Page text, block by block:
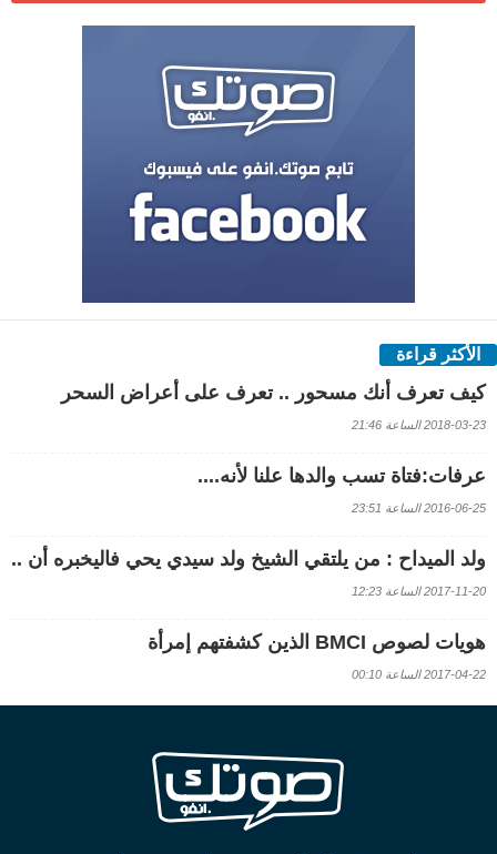
الأكثر قراءة
كيف تعرف أنك مسحور .. تعرف على أعراض السحر
2018-03-23 الساعة 21:46
عرفات:فتاة تسب والدها علنا لأنه....
2016-06-25 الساعة 23:51
ولد الميداح : من يلتقي الشيخ ولد سيدي يحي فاليخبره أن ..
2017-11-20 الساعة 12:23
هويات لصوص BMCI الذين كشفتهم إمرأة
2017-04-22 الساعة 00:10